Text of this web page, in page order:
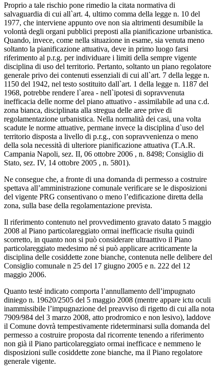
Proprio a tale rischio pone rimedio la citata normativa di
salvaguardia di cui all`art. 4, ultimo comma della legge n. 10 del
1977, che interviene appunto ove non sia altrimenti desumibile la
volontà degli organi pubblici preposti alla pianificazione urbanistica.
Quando, invece, come nella situazione in esame, sia venuta meno
soltanto la pianificazione attuativa, deve in primo luogo farsi
riferimento al p.r.g. per individuare i limiti della sempre vigente
disciplina di uso del territorio. Pertanto, soltanto un piano regolatore
generale privo dei contenuti essenziali di cui all`art. 7 della legge n.
1150 del 1942, nel testo sostituito dall`art. 1 della legge n. 1187 del
1968, potrebbe rendere l`area - nell`ipotesi di sopravvenuta
inefficacia delle norme del piano attuativo - assimilabile ad una c.d.
zona bianca, disciplinata alla stregua delle aree prive di
regolamentazione urbanistica. Nella normalità dei casi, una volta
scadute le norme attuative, permane invece la disciplina d`uso del
territorio disposta a livello di p.r.g., con sopravvenienza o meno
della sola necessità di ulteriore pianificazione attuativa (T.A.R.
Campania Napoli, sez. II, 06 ottobre 2006 , n. 8498; Consiglio di
Stato, sez. IV, 14 ottobre 2005 , n. 5801).
Ne consegue che, a fronte di una domanda di permesso a costruire
spettava all’amministrazione comunale verificare se le disposizioni
del vigente PRG consentivano o meno l’edificazione diretta della
zona, sulla base della regolamentazione prevista.
Il riferimento contenuto nel provvedimento gravato datato 5 maggio
2008 al Piano particolareggiato ormai inefficacie risulta quindi
scorretto, in quanto non si può considerare ultraattivo il Piano
particolareggiato medesimo né si può applicare acriticamente la
disciplina delle cosiddette zone bianche, contenuta nelle delibere del
Consiglio comunale n 25 del 17 giugno 2005 e n. 222 del 12
maggio 2006.
Quanto testé indicato comporta l’annullamento dell’impugnato
diniego n. 19620/2505 del 5 maggio 2008 (mentre appare ictu oculi
inammissibile l’impugnazione del preavviso di rigetto di cui alla nota
7909/984 del 3 marzo 2008, atto prodromico e non lesivo), laddove
il Comune dovrà tempestivamente rideterminarsi sulla domanda del
permesso a costruire proposta dal ricorrente tenendo a riferimento
non già il Piano particolareggiato ormai inefficace e nemmeno le
disposizioni sulle cosiddette zone bianche, ma il Piano regolatore
generale vigente.